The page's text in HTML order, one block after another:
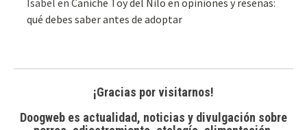
Isabel enCaniche Toy del Nilo en opiniones y reseñas:
qué debes saber antes de adoptar
¡Gracias por visitarnos!
Doogweb es actualidad, noticias y divulgación sobre